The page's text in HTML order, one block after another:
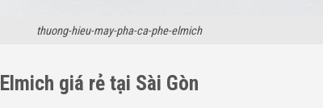
thuong-hieu-may-pha-ca-phe-elmich
Elmich giá rẻ tại Sài Gòn